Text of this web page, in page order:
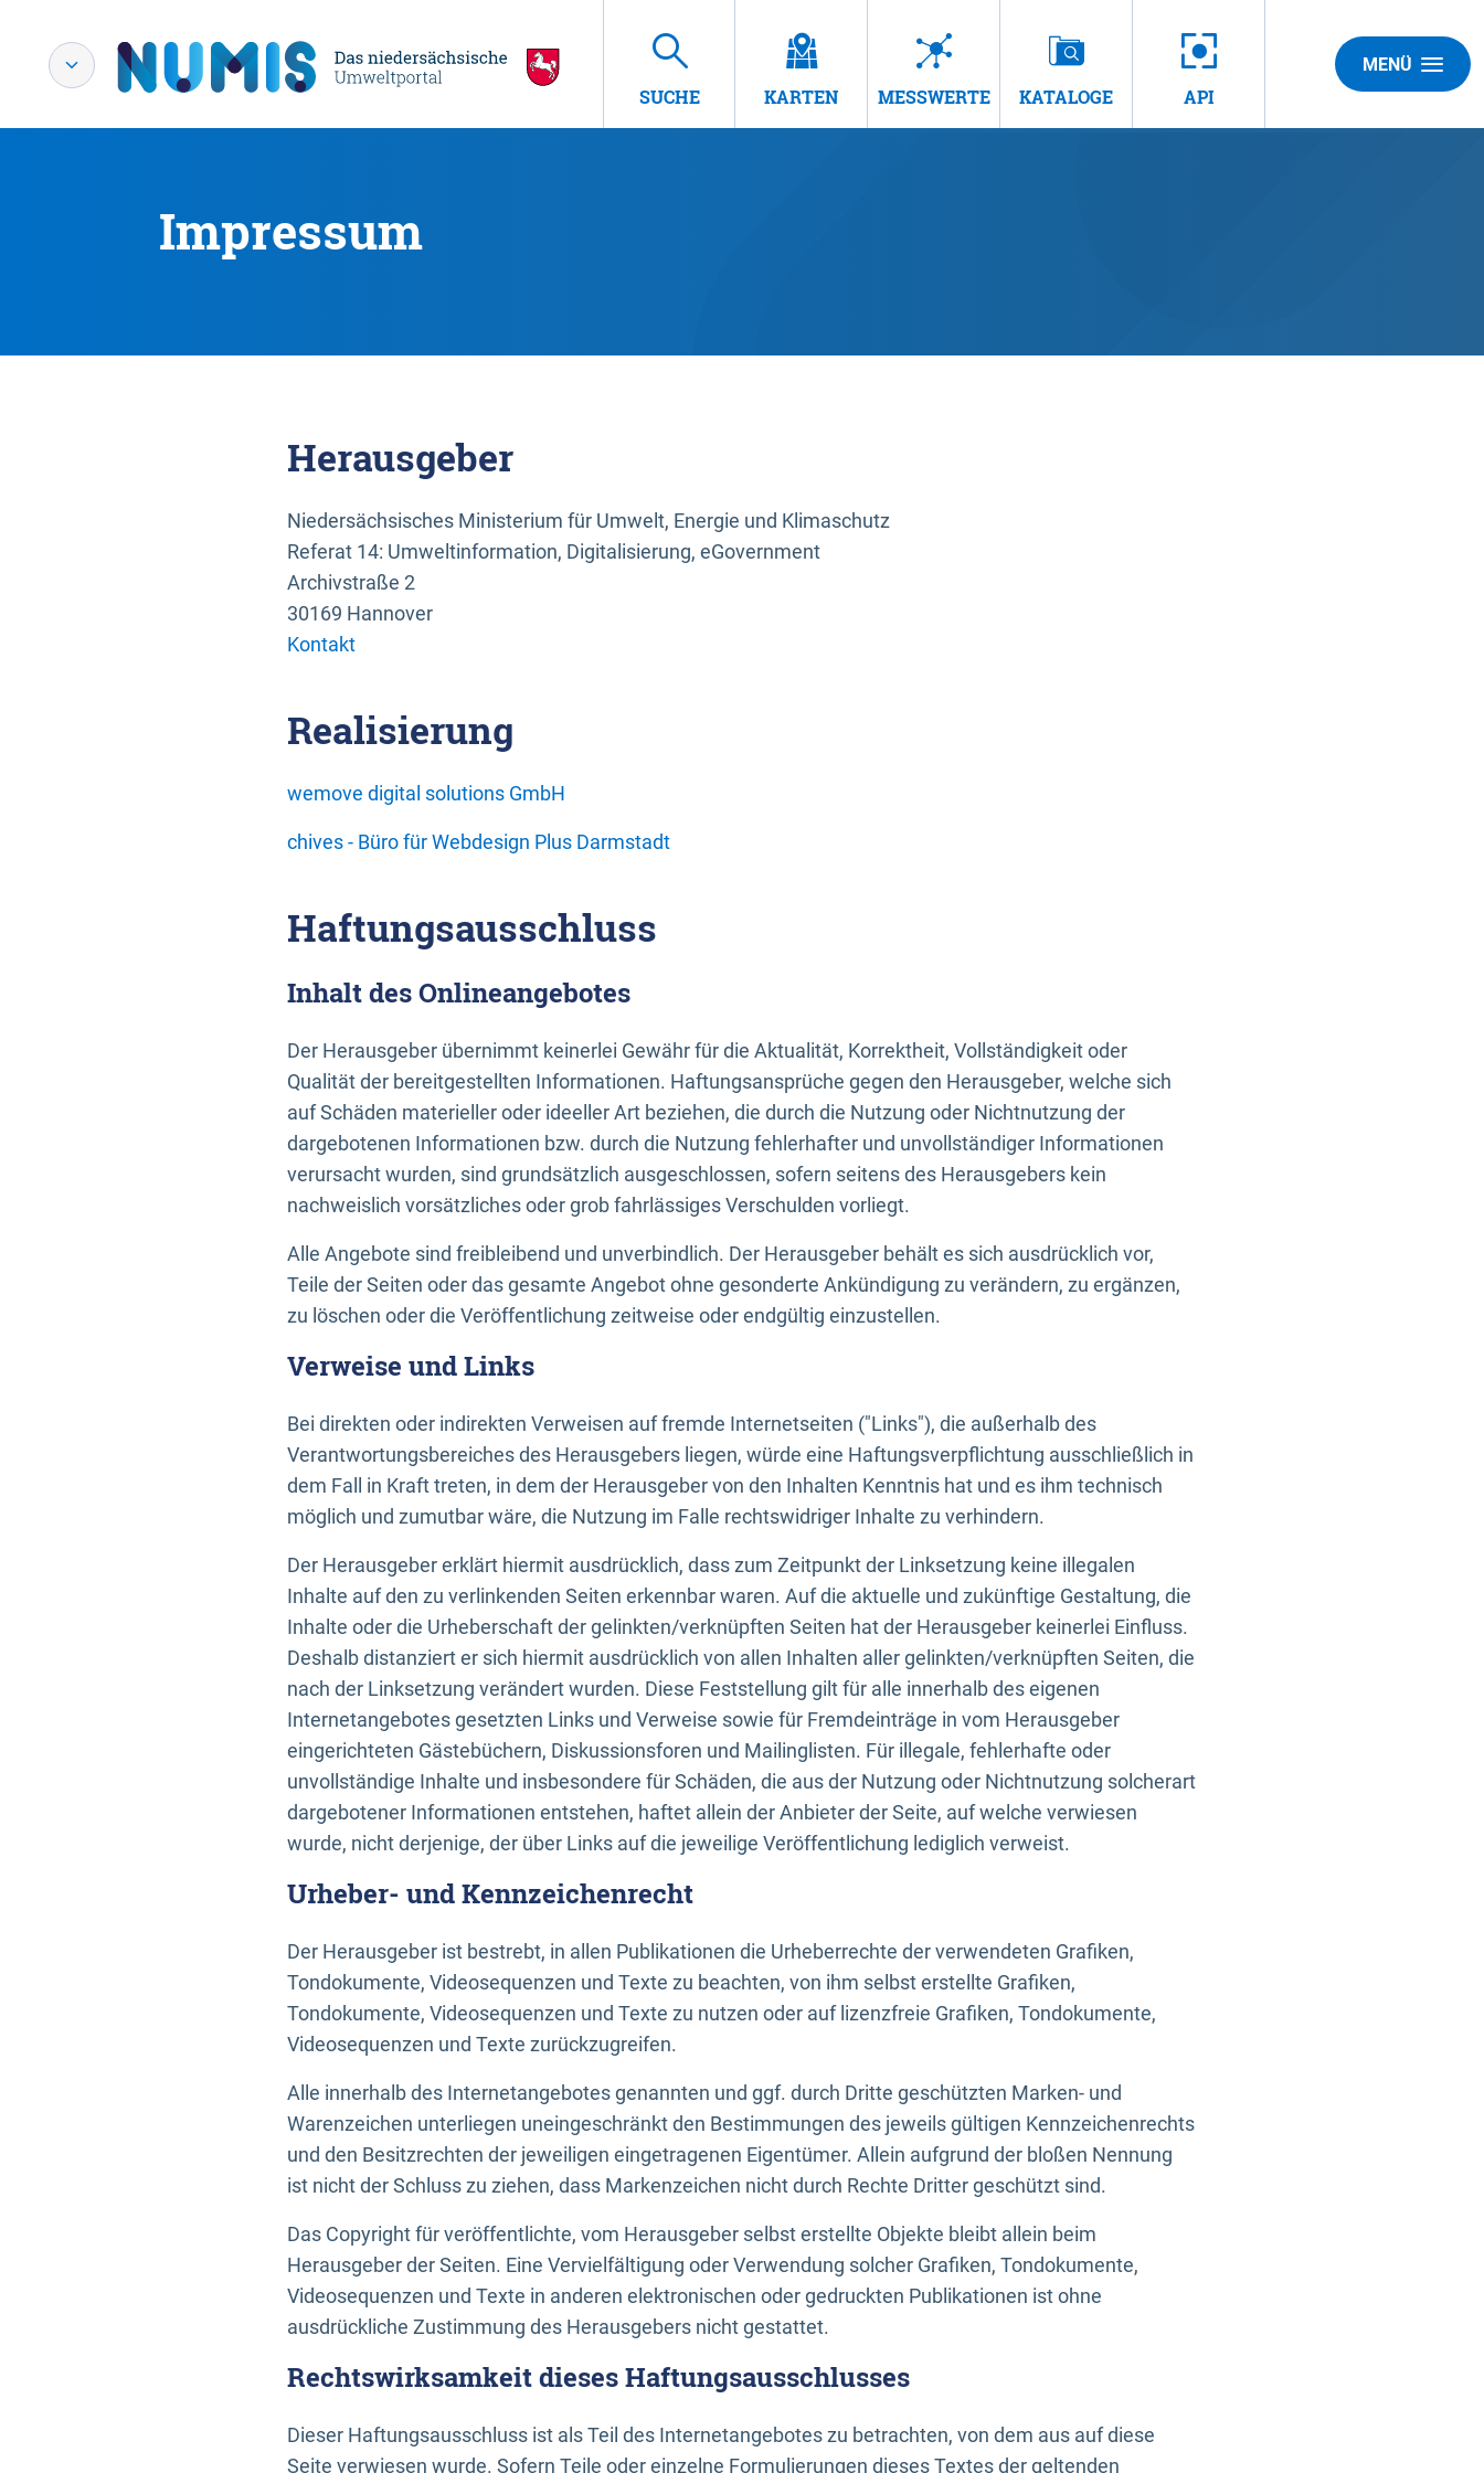
SUCHE KARTEN MESSWERTE KATALOGE API
MENÜ
Impressum
Herausgeber
Niedersächsisches Ministerium für Umwelt, Energie und Klimaschutz
Referat 14: Umweltinformation, Digitalisierung, eGovernment
Archivstraße 2
30169 Hannover
Kontakt
Realisierung
wemove digital solutions GmbH
chives - Büro für Webdesign Plus Darmstadt
Haftungsausschluss
Inhalt des Onlineangebotes
Der Herausgeber übernimmt keinerlei Gewähr für die Aktualität, Korrektheit, Vollständigkeit oder
Qualität der bereitgestellten Informationen. Haftungsansprüche gegen den Herausgeber, welche sich
auf Schäden materieller oder ideeller Art beziehen, die durch die Nutzung oder Nichtnutzung der
dargebotenen Informationen bzw. durch die Nutzung fehlerhafter und unvollständiger Informationen
verursacht wurden, sind grundsätzlich ausgeschlossen, sofern seitens des Herausgebers kein
nachweislich vorsätzliches oder grob fahrlässiges Verschulden vorliegt.
Alle Angebote sind freibleibend und unverbindlich. Der Herausgeber behält es sich ausdrücklich vor,
Teile der Seiten oder das gesamte Angebot ohne gesonderte Ankündigung zu verändern, zu ergänzen,
zu löschen oder die Veröffentlichung zeitweise oder endgültig einzustellen.
Verweise und Links
Bei direkten oder indirekten Verweisen auf fremde Internetseiten ("Links"), die außerhalb des
Verantwortungsbereiches des Herausgebers liegen, würde eine Haftungsverpflichtung ausschließlich in
dem Fall in Kraft treten, in dem der Herausgeber von den Inhalten Kenntnis hat und es ihm technisch
möglich und zumutbar wäre, die Nutzung im Falle rechtswidriger Inhalte zu verhindern.
Der Herausgeber erklärt hiermit ausdrücklich, dass zum Zeitpunkt der Linksetzung keine illegalen
Inhalte auf den zu verlinkenden Seiten erkennbar waren. Auf die aktuelle und zukünftige Gestaltung, die
Inhalte oder die Urheberschaft der gelinkten/verknüpften Seiten hat der Herausgeber keinerlei Einfluss.
Deshalb distanziert er sich hiermit ausdrücklich von allen Inhalten aller gelinkten/verknüpften Seiten, die
nach der Linksetzung verändert wurden. Diese Feststellung gilt für alle innerhalb des eigenen
Internetangebotes gesetzten Links und Verweise sowie für Fremdeinträge in vom Herausgeber
eingerichteten Gästebüchern, Diskussionsforen und Mailinglisten. Für illegale, fehlerhafte oder
unvollständige Inhalte und insbesondere für Schäden, die aus der Nutzung oder Nichtnutzung solcherart
dargebotener Informationen entstehen, haftet allein der Anbieter der Seite, auf welche verwiesen
wurde, nicht derjenige, der über Links auf die jeweilige Veröffentlichung lediglich verweist.
Urheber- und Kennzeichenrecht
Der Herausgeber ist bestrebt, in allen Publikationen die Urheberrechte der verwendeten Grafiken,
Tondokumente, Videosequenzen und Texte zu beachten, von ihm selbst erstellte Grafiken,
Tondokumente, Videosequenzen und Texte zu nutzen oder auf lizenzfreie Grafiken, Tondokumente,
Videosequenzen und Texte zurückzugreifen.
Alle innerhalb des Internetangebotes genannten und ggf. durch Dritte geschützten Marken- und
Warenzeichen unterliegen uneingeschränkt den Bestimmungen des jeweils gültigen Kennzeichenrechts
und den Besitzrechten der jeweiligen eingetragenen Eigentümer. Allein aufgrund der bloßen Nennung
ist nicht der Schluss zu ziehen, dass Markenzeichen nicht durch Rechte Dritter geschützt sind.
Das Copyright für veröffentlichte, vom Herausgeber selbst erstellte Objekte bleibt allein beim
Herausgeber der Seiten. Eine Vervielfältigung oder Verwendung solcher Grafiken, Tondokumente,
Videosequenzen und Texte in anderen elektronischen oder gedruckten Publikationen ist ohne
ausdrückliche Zustimmung des Herausgebers nicht gestattet.
Rechtswirksamkeit dieses Haftungsausschlusses
Dieser Haftungsausschluss ist als Teil des Internetangebotes zu betrachten, von dem aus auf diese
Seite verwiesen wurde. Sofern Teile oder einzelne Formulierungen dieses Textes der geltenden